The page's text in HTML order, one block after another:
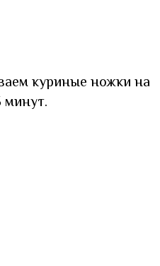
куриные ножки на